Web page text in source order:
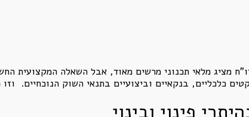
מציג מלאי תכנוני מרשים מאוד, אבל השאלה המקצועית
כלכליים, בנקאיים וביצועיים בתנאי השוק הנוכחיים.
פינוי ובינוי